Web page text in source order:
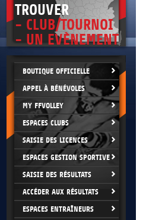
TROUVER
- CLUB/TOURNOI
- UN EVÈNEMENT
BOUTIQUE OFFICIELLE
APPEL À BÉNÉVOLES
MY FFVOLLEY
ESPACES CLUBS
SAISIE DES LICENCES
ESPACES GESTION SPORTIVE
SAISIE DES RÉSULTATS
ACCÉDER AUX RÉSULTATS
ESPACES ENTRAÎNEURS